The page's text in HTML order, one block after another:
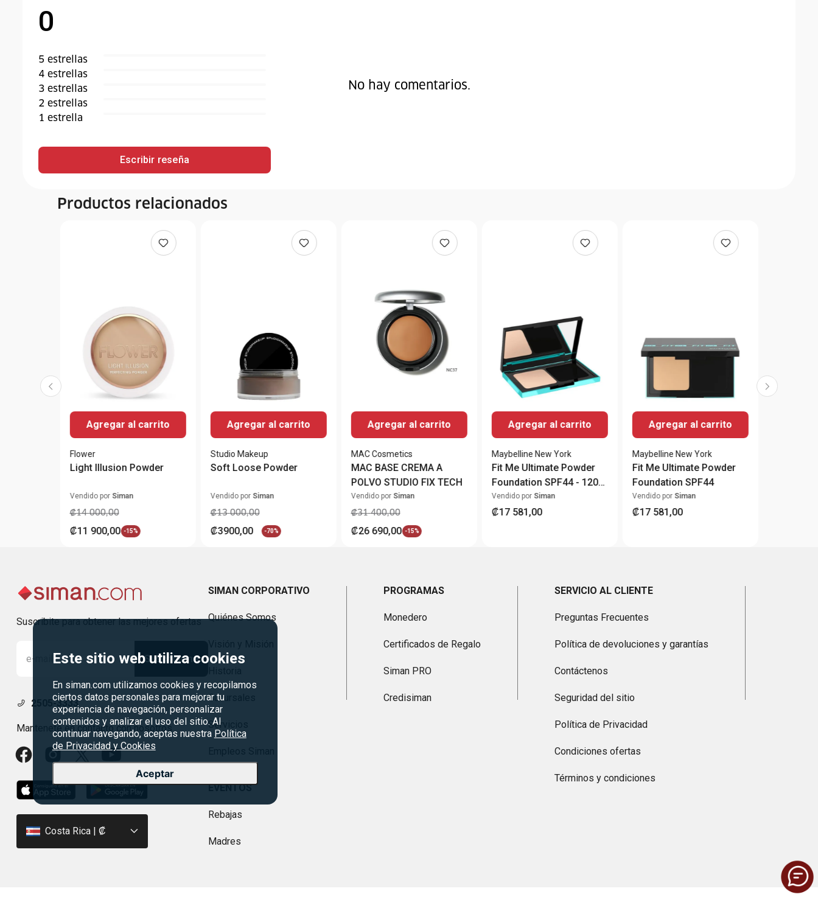
Este sitio web utiliza cookies
En siman.com utilizamos cookies y recopilamos
ciertos datos personales para mejorar tu
experiencia de navegación, personalizar
contenidos y analizar el uso del sitio. Al
continuar navegando, aceptas nuestra Política
de Privacidad y Cookies
Aceptar
0
5 estrellas
4 estrellas
3 estrellas
2 estrellas
1 estrella
Escribir reseña
No hay comentarios.
Productos relacionados
Agregar al carrito
Flower
Light Illusion Powder
Vendido por Siman
₡14 000,00
₡11 900,00 -15%
Agregar al carrito
Studio Makeup
Soft Loose Powder
Vendido por Siman
₡13 000,00
₡3900,00 -70%
Agregar al carrito
MAC Cosmetics
MAC BASE CREMA A
POLVO STUDIO FIX TECH
Vendido por Siman
₡31 400,00
₡26 690,00 -15%
Agregar al carrito
Maybelline New York
Fit Me Ultimate Powder
Foundation SPF44 - 120
Classic Ivory
Vendido por Siman
₡17 581 ,00
Agregar al carrito
Maybelline New York
Fit Me Ultimate Powder
Foundation SPF44
Vendido por Siman
₡17 581 ,00
Suscribite para obtener las mejores ofertas
Suscribirme
2505-3333
Mantenete en contacto con nosotros
Costa Rica | ₡
SIMAN CORPORATIVO
Quiénes Somos
Sucursales
Servicios
PROGRAMAS
Monedero
Certificados de Regalo
Siman PRO
Credisiman
SERVICIO AL CLIENTE
Preguntas Frecuentes
Política de devoluciones y garantías
Contáctenos
Seguridad del sitio
Política de Privacidad
Condiciones ofertas
Términos y condiciones
EVENTOS
Rebajas
Madres